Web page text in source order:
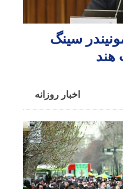
سینگ
هند
اخبار روزانه